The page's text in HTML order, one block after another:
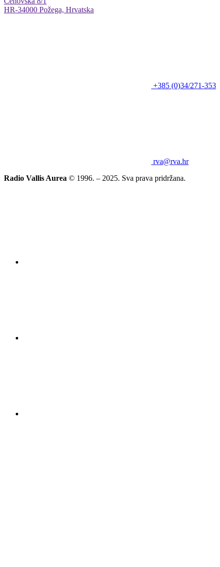
HR-34000 Požega, Hrvatska
+385 (0)34/271-353
rva@rva.hr
Radio Vallis Aurea © 1996. – 2025. Sva prava pridržana.